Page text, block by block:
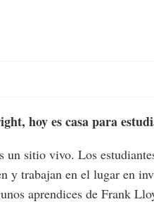
hoy es casa para
un sitio vivo. Los
y trabajan en el lugar en
aprendices de Frank